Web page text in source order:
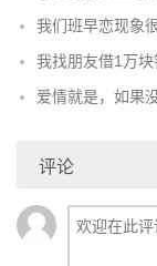
我们班早恋现象
我找朋友借1万块
爱情就是，如果
评论